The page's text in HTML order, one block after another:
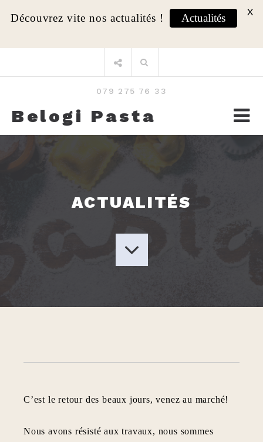
079 275 76 33
Belogi Pasta
ACTUALITÉS
C’est le retour des beaux jours, venez au marché!
Nous avons résisté aux travaux, nous sommes
Découvrez vite nos actualités ! Actualités
X